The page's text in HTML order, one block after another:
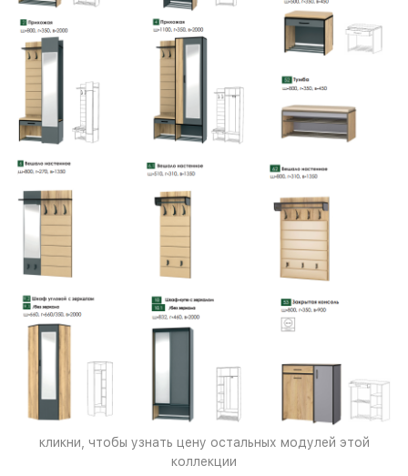
кликни, чтобы узнать цену остальных модулей этой
коллекции